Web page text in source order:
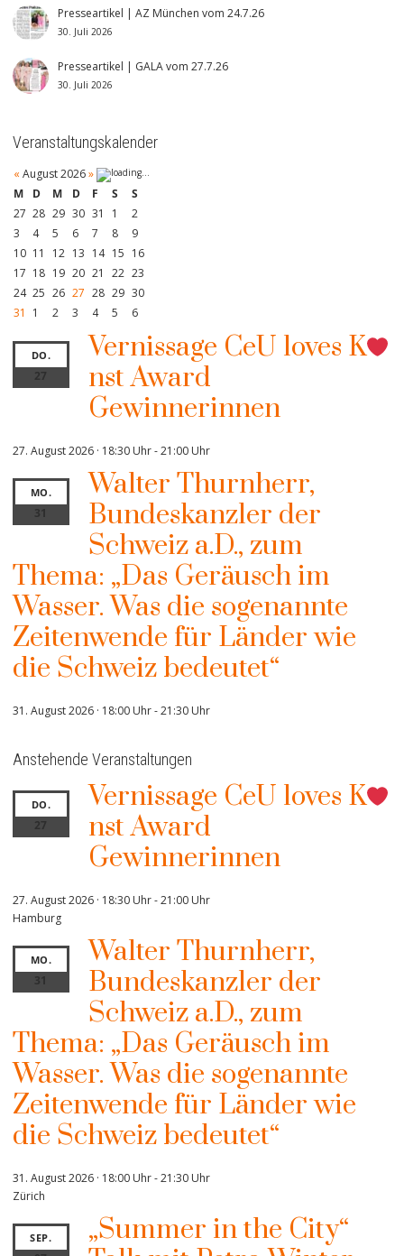
Presseartikel | AZ München vom 24.7.26
30. Juli 2026
Presseartikel | GALA vom 27.7.26
30. Juli 2026
Veranstaltungskalender
« August 2026»
M
D M D F S
S
27 28 29 30 31 1
2
3
4 5 6 7 8
9
10 11 12 13 14 15 16
17 18 19 20 21 22 23
24 25 26 27 28 29 30
31
1 2 3 4 5 6
DO.
27
Vernissage CeU loves K
nst Award
Gewinnerinnen
27. August 2026 · 18:30 Uhr-21:00 Uhr
MO.
31
Walter Thurnherr,
Bundeskanzler der
Schweiz a.D., zum
Thema: „Das Geräusch im
Wasser. Was die sogenannte
Zeitenwende für Länder wie
die Schweiz bedeutet“
31. August 2026 · 18:00 Uhr-21:30 Uhr
Anstehende Veranstaltungen
DO.
27
Vernissage CeU loves K
nst Award
Gewinnerinnen
27. August 2026 · 18:30 Uhr-21:00 Uhr
Hamburg
MO.
31
Walter Thurnherr,
Bundeskanzler der
Schweiz a.D., zum
Thema: „Das Geräusch im
Wasser. Was die sogenannte
Zeitenwende für Länder wie
die Schweiz bedeutet“
31. August 2026 · 18:00 Uhr-21:30 Uhr
Zürich
SEP.
„Summer in the City“